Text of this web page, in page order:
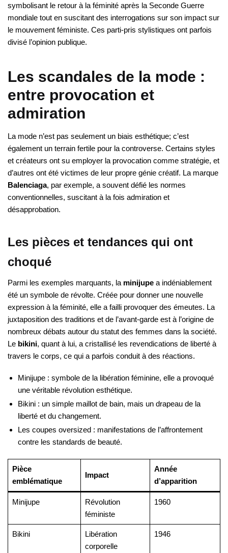
symbolisant le retour à la féminité après la Seconde Guerre
mondiale tout en suscitant des interrogations sur son impact sur
le mouvement féministe. Ces parti-pris stylistiques ont parfois
divisé l’opinion publique.
Les scandales de la mode :
entre provocation et
admiration
La mode n’est pas seulement un biais esthétique; c’est
également un terrain fertile pour la controverse. Certains styles
et créateurs ont su employer la provocation comme stratégie, et
d’autres ont été victimes de leur propre génie créatif. La marque
Balenciaga, par exemple, a souvent défié les normes
conventionnelles, suscitant à la fois admiration et
désapprobation.
Les pièces et tendances qui ont
choqué
Parmi les exemples marquants, la minijupe a indéniablement
été un symbole de révolte. Créée pour donner une nouvelle
expression à la féminité, elle a failli provoquer des émeutes. La
juxtaposition des traditions et de l’avant-garde est à l’origine de
nombreux débats autour du statut des femmes dans la société.
Le bikini, quant à lui, a cristallisé les revendications de liberté à
travers le corps, ce qui a parfois conduit à des réactions.
Minijupe : symbole de la libération féminine, elle a provoqué
une véritable révolution esthétique.
Bikini : un simple maillot de bain, mais un drapeau de la
liberté et du changement.
Les coupes oversized : manifestations de l’affrontement
contre les standards de beauté.
Pièce
emblématique
Impact
Année
d’apparition
Minijupe
Révolution
féministe
1960
Bikini
Libération
corporelle
1946